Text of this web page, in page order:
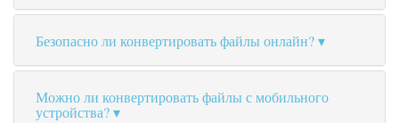
Безопасно ли конвертировать файлы онлайн?
Можно ли конвертировать файлы с мобильного
устройства?